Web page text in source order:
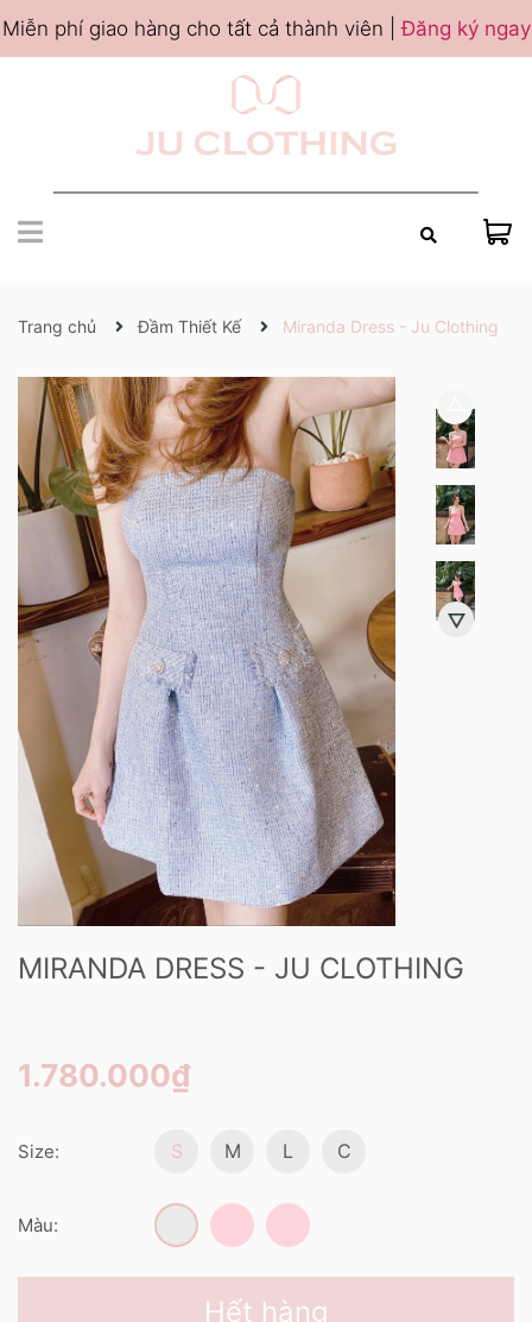
Miễn phí giao hàng cho tất cả thành viên |Đăng ký ngay
Trang chủ Đầm Thiết Kế Miranda Dress - Ju Clothing
MIRANDA DRESS - JU CLOTHING
1.780.000₫
Size: S M L C
Màu:
Hết hàng